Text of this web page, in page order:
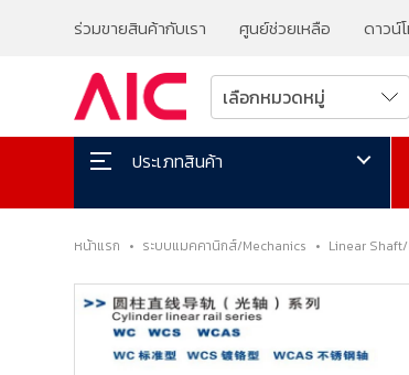
ร่วมขายสินค้ากับเรา ศูนย์ช่วยเหลือ ดาวน์
ประเภทสินค้า
หน้าแรก • ระบบแมคคานิกส์/Mechanics • Linear